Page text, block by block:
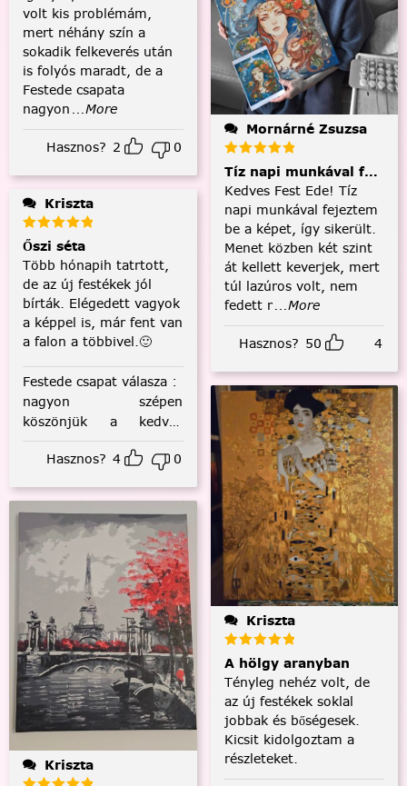
volt kis problémám,
mert néhány szín a
sokadik felkeverés után
is folyós maradt, de a
Festede csapata
nagyon ...More
Hasznos? 2 0
Kriszta
Őszi séta
Több hónapih tatrtott,
de az új festékek jól
bírták. Elégedett vagyok
a képpel is, már fent van
a falon a többivel.🙂
Festede csapat válasza :
nagyon szépen
köszönjük a kedves
visszajelzést! :)
Hasznos? 4 0
Kriszta
Mornárné Zsuzsa
Tíz napi munkával
Kedves Fest Ede! Tíz
napi munkával fejeztem
be a képet, így sikerült.
Menet közben két szint
át kellett keverjek, mert
túl lazúros volt, nem
fedett r...More
Hasznos? 50 4
Kriszta
A hölgy aranyban
Tényleg nehéz volt, de
az új festékek soklal
jobbak és bőségesek.
Kicsit kidolgoztam a
részleteket.